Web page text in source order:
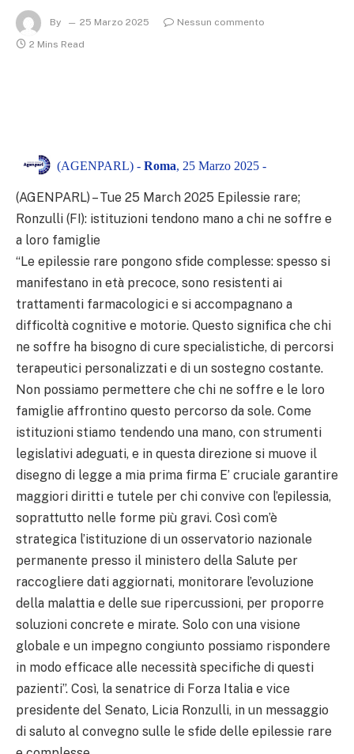
By 25 Marzo 2025
Nessun commento
2 Mins Read
(AGENPARL) - Roma, 25 Marzo 2025 -
(AGENPARL) – Tue 25 March 2025 Epilessie rare;
Ronzulli (FI): istituzioni tendono mano a chi ne soffre e
a loro famiglie
“Le epilessie rare pongono sfide complesse: spesso si
manifestano in età precoce, sono resistenti ai
trattamenti farmacologici e si accompagnano a
difficoltà cognitive e motorie. Questo significa che chi
ne soffre ha bisogno di cure specialistiche, di percorsi
terapeutici personalizzati e di un sostegno costante.
Non possiamo permettere che chi ne soffre e le loro
famiglie affrontino questo percorso da sole. Come
istituzioni stiamo tendendo una mano, con strumenti
legislativi adeguati, e in questa direzione si muove il
disegno di legge a mia prima firma E’ cruciale garantire
maggiori diritti e tutele per chi convive con l’epilessia,
soprattutto nelle forme più gravi. Così com’è
strategica l’istituzione di un osservatorio nazionale
permanente presso il ministero della Salute per
raccogliere dati aggiornati, monitorare l’evoluzione
della malattia e delle sue ripercussioni, per proporre
soluzioni concrete e mirate. Solo con una visione
globale e un impegno congiunto possiamo rispondere
in modo efficace alle necessità specifiche di questi
pazienti”. Così, la senatrice di Forza Italia e vice
presidente del Senato, Licia Ronzulli, in un messaggio
di saluto al convegno sulle le sfide delle epilessie rare